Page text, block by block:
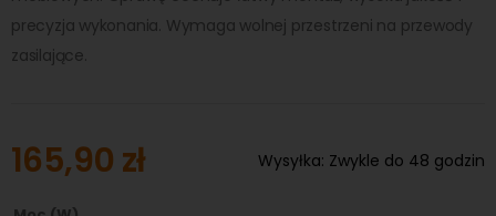
precyzja wykonania. Wymaga wolnej przestrzeni na przewody
zasilające.
165,90 zł Wysyłka: Zwykle do 48 godzin